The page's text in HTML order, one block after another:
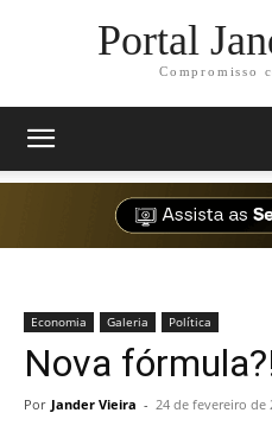
Portal
Compromisso
Economia Galeria Política
Nova
Por Jander Vieira - 24 de fevereiro de